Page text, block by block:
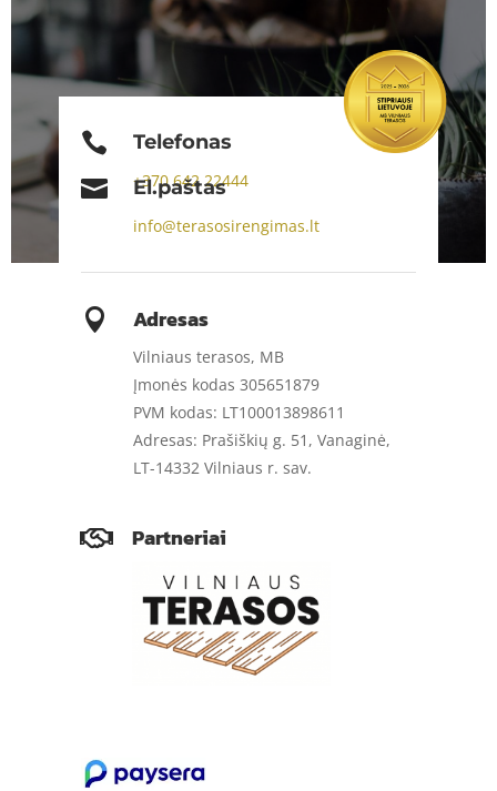
 Telefonas
+370642 22444
 El.paštas
info@terasosirengimas.lt
 Adresas
Vilniaus terasos, MB
Įmonės kodas 305651879
PVM kodas: LT100013898611
Adresas: Prašiškių g. 51, Vanaginė,
LT-14332 Vilniaus r. sav.
 Partneriai